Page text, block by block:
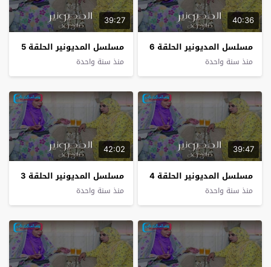
40:36
مسلسل المديونير الحلقة 6
منذ سنة واحدة
39:27
مسلسل المديونير الحلقة 5
منذ سنة واحدة
39:47
مسلسل المديونير الحلقة 4
منذ سنة واحدة
42:02
مسلسل المديونير الحلقة 3
منذ سنة واحدة